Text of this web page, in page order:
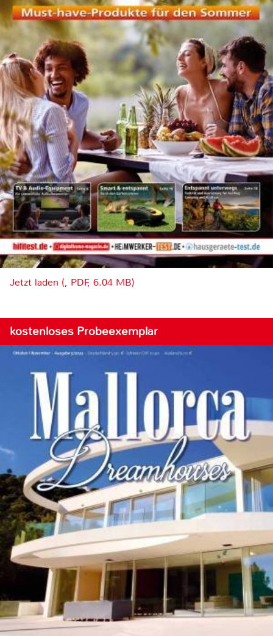
Jetzt laden (, PDF, 6.04 MB)
kostenloses Probeexemplar